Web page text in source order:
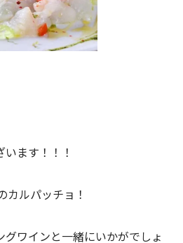
ます！！！
カルパッチョ！
グワインと一緒にいかがでしょ